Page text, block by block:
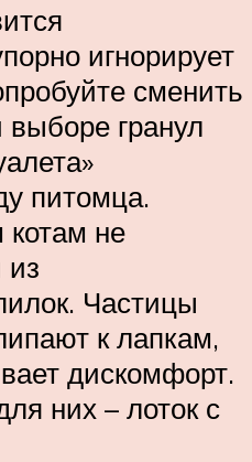
игнорирует
сменить
гранул
питомца.
не
из
Частицы
к лапкам,
дискомфорт.
них – лоток с